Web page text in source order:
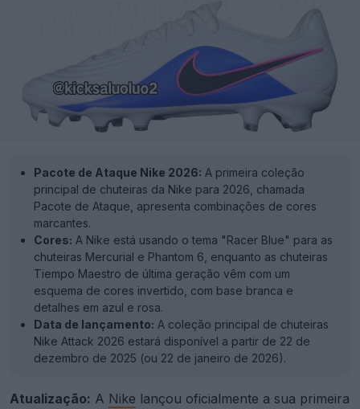
Pacote de Ataque Nike 2026: A primeira coleção
principal de chuteiras da Nike para 2026, chamada
Pacote de Ataque, apresenta combinações de cores
marcantes.
Cores: A Nike está usando o tema "Racer Blue" para as
chuteiras Mercurial e Phantom 6, enquanto as chuteiras
Tiempo Maestro de última geração vêm com um
esquema de cores invertido, com base branca e
detalhes em azul e rosa.
Data de lançamento: A coleção principal de chuteiras
Nike Attack 2026 estará disponível a partir de 22 de
dezembro de 2025 (ou 22 de janeiro de 2026).
Atualização: A Nike lançou oficialmente a sua primeira